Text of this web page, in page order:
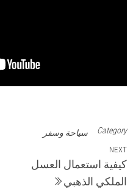
Category سياحة وسفر
تصفّح
المقالات
Next
Post
NEXT
كيفية استعمال العسل
الملكي الذهبي